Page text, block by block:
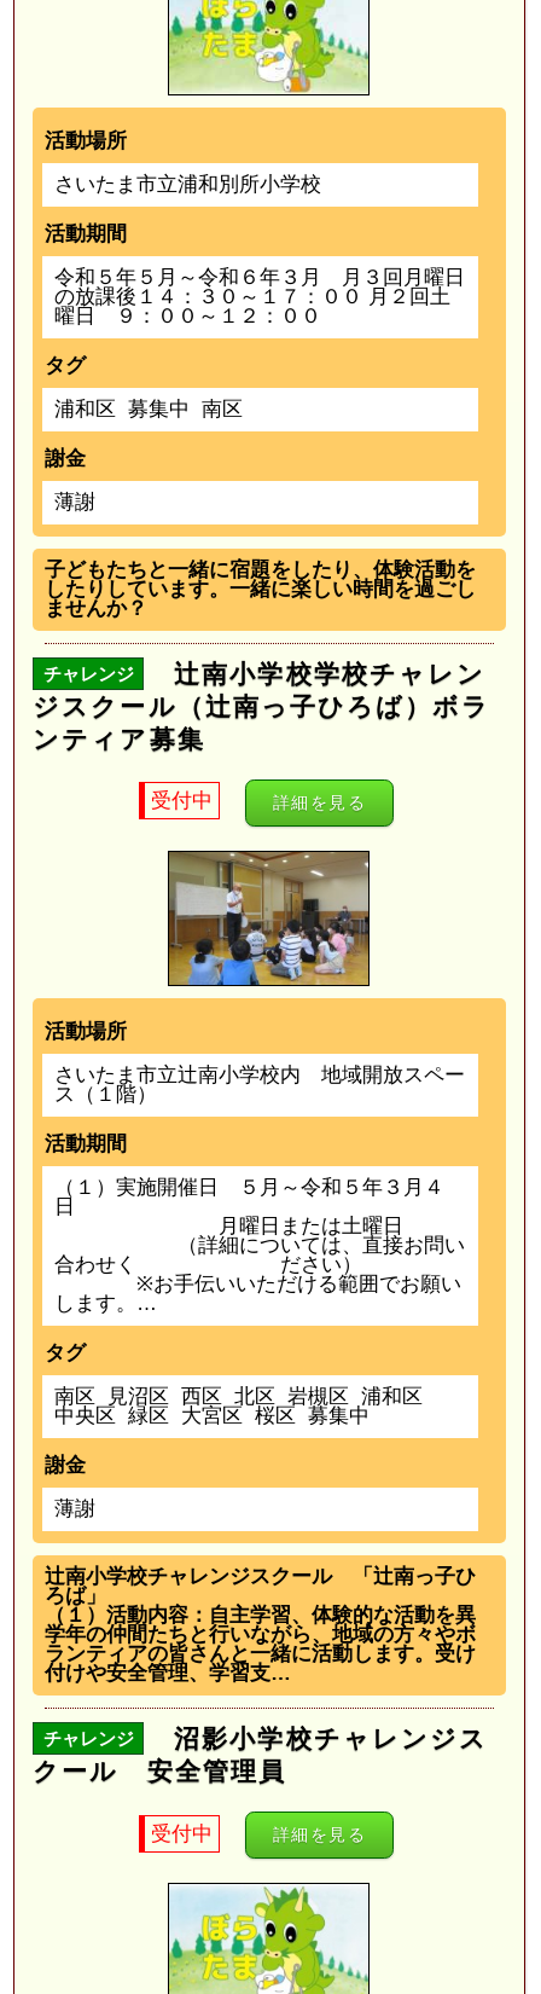
活動場所
さいたま市立浦和別所小学校
活動期間
令和５年５月～令和６年３月 月３回月曜日
の放課後１４：３０～１７：００ 月２回土
曜日 ９：００～１２：００
タグ
浦和区 募集中 南区
謝金
薄謝
子どもたちと一緒に宿題をしたり、体験活動を
したりしています。一緒に楽しい時間を過ごし
ませんか？
チャレンジ
辻南小学校学校チャレン
ジスクール（辻南っ子ひろば）ボラ
ンティア募集
受付中 詳細を見る
活動場所
さいたま市立辻南小学校内 地域開放スペー
ス（１階）
活動期間
（１）実施開催日 ５月～令和５年３月４
日
月曜日または土曜日
（詳細については、直接お問い
合わせく ださい）
※お手伝いいただける範囲でお願い
します。…
タグ
南区
見沼区 西区 北区 岩槻区 浦和区
中央区 緑区 大宮区 桜区 募集中
謝金
薄謝
辻南小学校チャレンジスクール 「辻南っ子ひ
ろば」
（１）活動内容：自主学習、体験的な活動を異
学年の仲間たちと行いながら、地域の方々やボ
ランティアの皆さんと一緒に活動します。受け
付けや安全管理、学習支…
チャレンジ
沼影小学校チャレンジス
クール 安全管理員
受付中 詳細を見る